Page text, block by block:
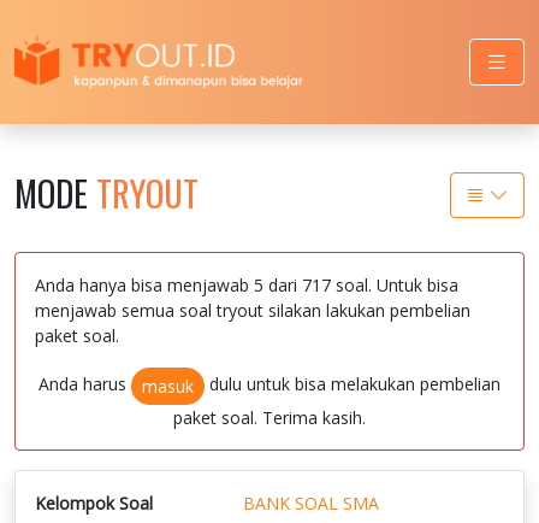
MODE TRYOUT
Anda hanya bisa menjawab 5 dari 717 soal. Untuk bisa
menjawab semua soal tryout silakan lakukan pembelian
paket soal.
Anda harus masuk
dulu untuk bisa melakukan pembelian
paket soal. Terima kasih.
Kelompok Soal
BANK SOAL SMA